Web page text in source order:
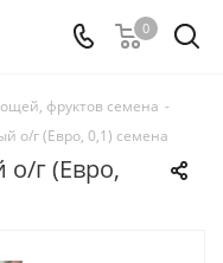
0
фруктов семена -
о/г (Евро, 0,1) семена
г (Евро,